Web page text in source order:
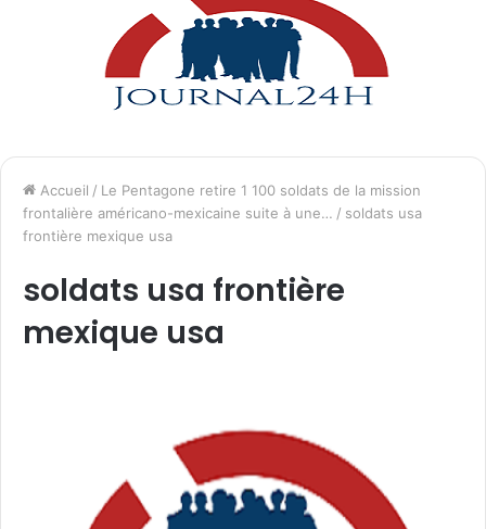
Accueil / Le Pentagone retire 1 100 soldats de la mission
frontalière américano-mexicaine suite à une… / soldats usa
frontière mexique usa
soldats usa frontière
mexique usa